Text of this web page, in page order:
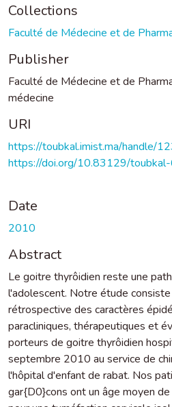
Collections
Faculté de Médecine et de
Publisher
Faculté de Médecine et de
médecine
URI
https://toubkal.imist.ma/handle/
https://doi.org/10.83129/
Date
2010
Abstract
Le goitre thyrôidien reste une
l'adolescent. Notre étude
rétrospective des caractères
paracliniques, thérapeutiques et
porteurs de goitre thyrôidien
septembre 2010 au service de
l'hôpital d'enfant de rabat. Nos
gar{D0}cons ont un âge moyen